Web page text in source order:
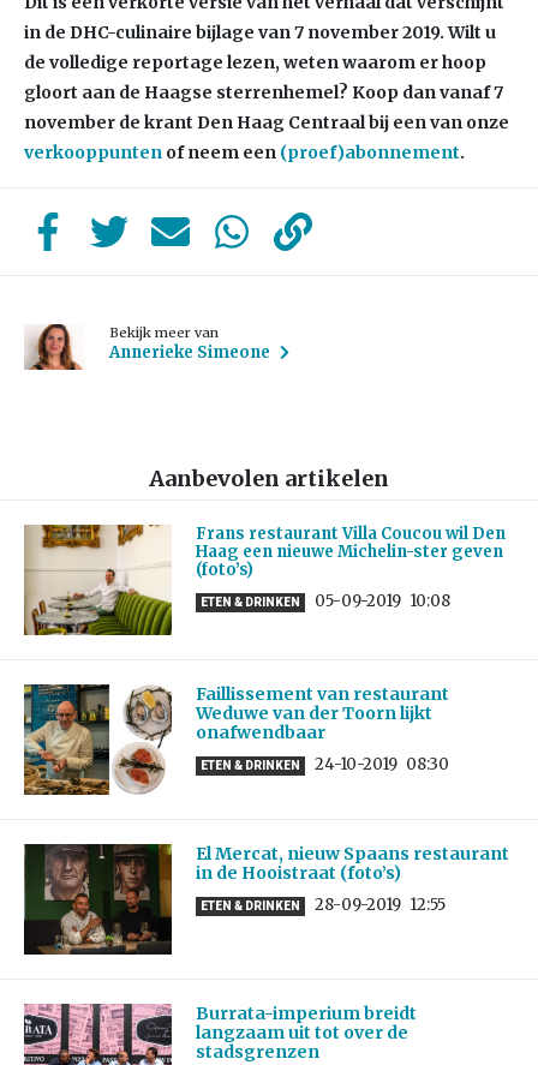
in de DHC-culinaire bijlage van 7 november 2019. Wilt u
de volledige reportage lezen, weten waarom er hoop
gloort aan de Haagse sterrenhemel? Koop dan vanaf 7
november de krant Den Haag Centraal bij een van onze
verkooppunten of neem een (proef)abonnement.
Bekijk meer van
Annerieke Simeone
Aanbevolen artikelen
Frans restaurant Villa Coucou wil Den
Haag een nieuwe Michelin-ster geven
(foto’s)
ETEN & DRINKEN 05-09-2019 10:08
Faillissement van restaurant
Weduwe van der Toorn lijkt
onafwendbaar
ETEN & DRINKEN 24-10-2019 08:30
El Mercat, nieuw Spaans restaurant
in de Hooistraat (foto’s)
ETEN & DRINKEN 28-09-2019 12:55
Burrata-imperium breidt
langzaam uit tot over de
stadsgrenzen